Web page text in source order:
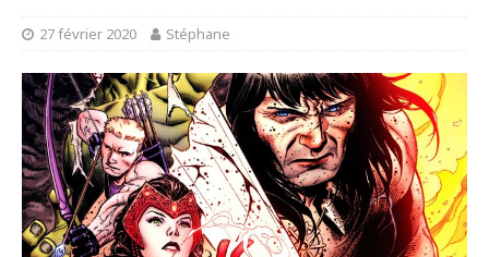
27 février 2020 Stéphane